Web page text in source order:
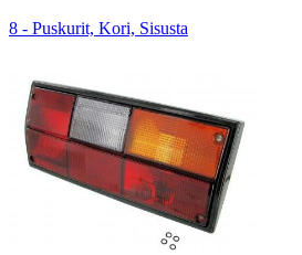
8 - Puskurit, Kori, Sisusta